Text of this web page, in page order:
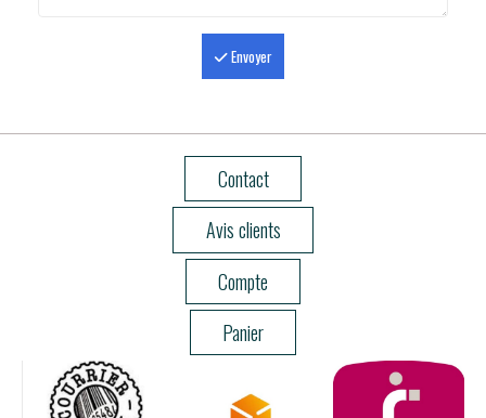
Envoyer
Contact
Avis clients
Compte
Panier